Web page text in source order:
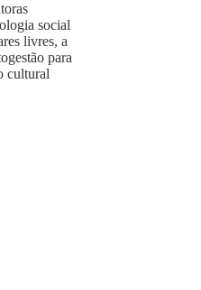
social
livres, a
para
cultural